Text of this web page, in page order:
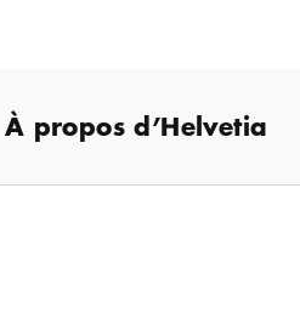
À propos d’Helvetia